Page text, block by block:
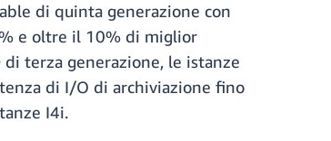
di quinta generazione con
e oltre il 10% di miglior
terza generazione, le istanze
di I/O di archiviazione fino
I4i.